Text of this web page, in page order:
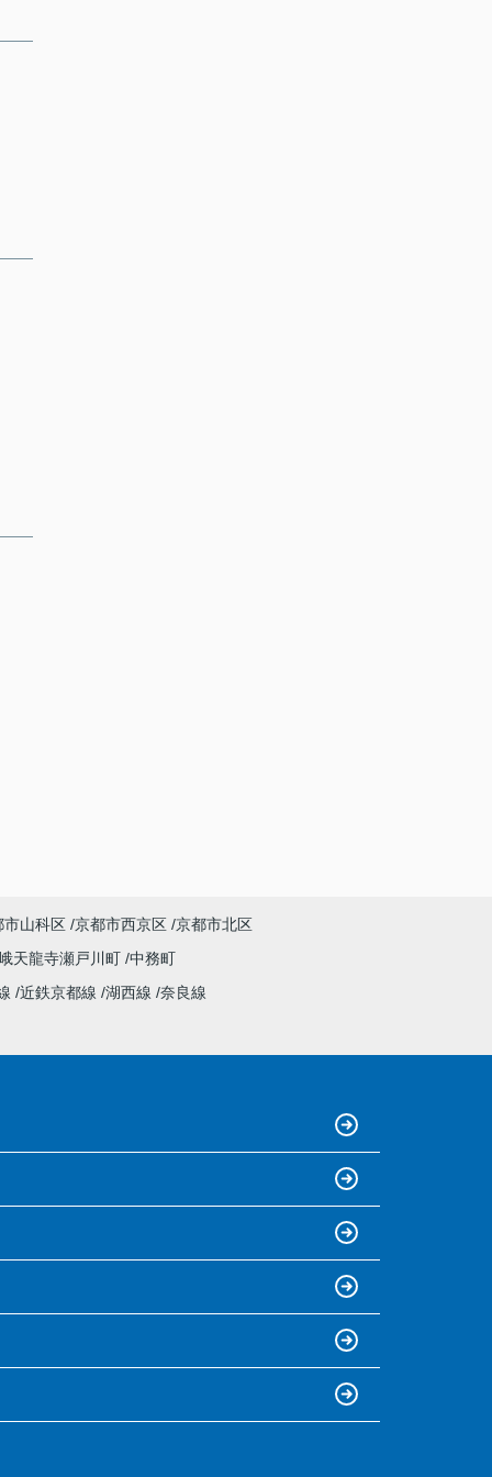
市山科区 京都市西京区 京都市北区
天龍寺瀬戸川町 中務町
近鉄京都線 湖西線 奈良線